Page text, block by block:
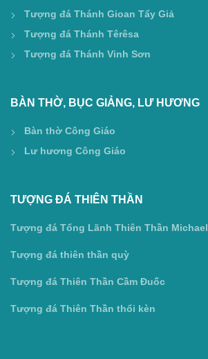
Tượng đá Thánh Gioan Tẩy Giả
Tượng đá Thánh Têrêsa
Tượng đá Thánh Vinh Sơn
BÀN THỜ, BỤC GIẢNG, LƯ HƯƠNG
Bàn thờ Công Giáo
Lư hương Công Giáo
TƯỢNG ĐÁ THIÊN THẦN
Tượng đá Tổng Lãnh Thiên Thần Michael
Tượng đá thiên thần quỳ
Tượng đá Thiên Thần Cầm Đuốc
Tượng đá Thiên Thần thổi kèn